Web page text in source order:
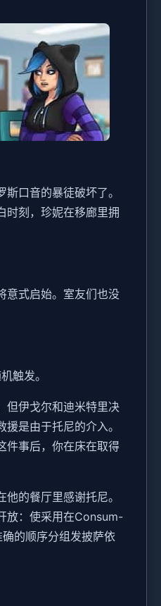
口音的暴徒破坏了。
时刻，珍妮在移廊里拥
意式启始。室友们也没
触发。
但伊戈尔和迪米特里决
是由于托尼的介入。
件事后，你在床在取得
的餐厅里感谢托尼。
放：使采用在Consum-
的顺序分组发披萨依